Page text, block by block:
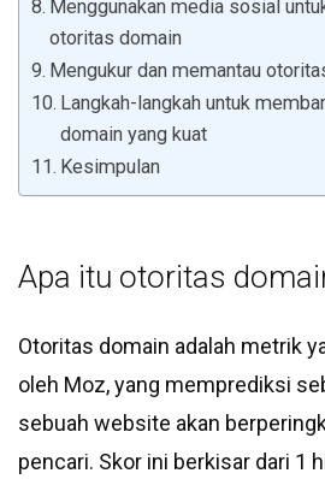
Menggunakan media sosial
otoritas domain
Mengukur dan memantau
Langkah-langkah untuk
domain yang kuat
Kesimpulan
Apa itu otoritas
Otoritas domain adalah metrik
oleh Moz, yang memprediksi
sebuah website akan
pencari. Skor ini berkisar dari 1